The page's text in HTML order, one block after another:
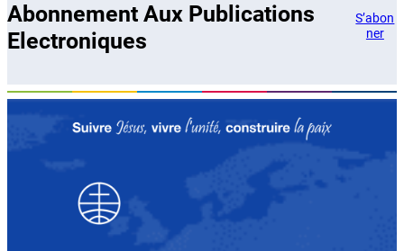
Abonnement Aux Publications
Electroniques
S’abon
ner